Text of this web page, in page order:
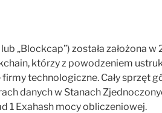
lub „Blockcap”) została założona
którzy z powodzeniem
technologiczne. Cały sprzęt
danych w Stanach
1 Exahash mocy obliczeniowej.